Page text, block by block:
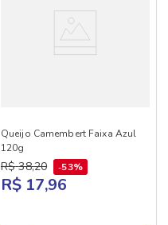
Queijo Camembert Faixa Azul
120g
R$ 38,20 53%
R$ 17,96